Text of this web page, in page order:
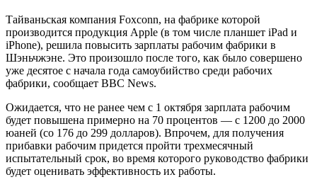
Тайваньская компания Foxconn, на фабрике которой
производится продукция Apple (в том числе планшет iPad и
iPhone), решила повысить зарплаты рабочим фабрики в
Шэньчжэне. Это произошло после того, как было совершено
уже десятое с начала года самоубийство среди рабочих
фабрики, сообщает BBC News.
Ожидается, что не ранее чем с 1 октября зарплата рабочим
будет повышена примерно на 70 процентов — с 1200 до 2000
юаней (со 176 до 299 долларов). Впрочем, для получения
прибавки рабочим придется пройти трехмесячный
испытательный срок, во время которого руководство фабрики
будет оценивать эффективность их работы.